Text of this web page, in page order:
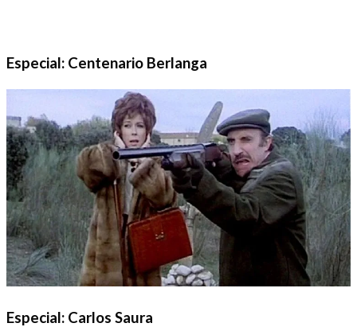
Especial: Centenario Berlanga
Especial: Carlos Saura